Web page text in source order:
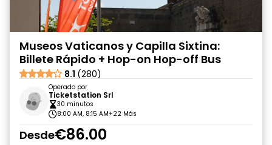
Museos Vaticanos y Capilla Sixtina:
Billete Rápido + Hop-on Hop-off Bus
8.1 (280)
Operado por
Ticketstation Srl
30 minutos
8:00 AM, 8:15 AM+22 Más
Desde€86.00